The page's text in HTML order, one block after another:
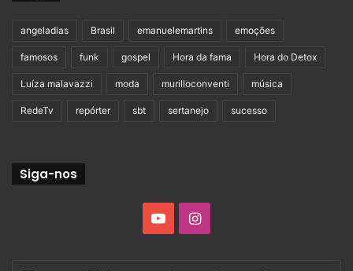
angeladias Brasil emanuelemartins emoções
famosos funk gospel Hora da fama Hora do Detox
Luíza malavazzi moda murilloconventi música
RedeTv repórter sbt sertanejo sucesso
Siga-nos
YouTubeInstagram